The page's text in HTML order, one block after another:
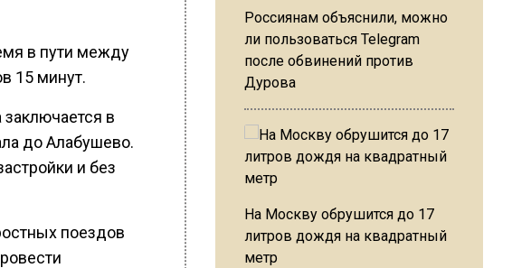
в пути между
15 минут.
в
до Алабушево.
и без
поездов
Россиянам объяснили, можно
ли пользоваться Telegram
после обвинений против
Дурова
На Москву обрушится до 17
литров дождя на квадратный
метр